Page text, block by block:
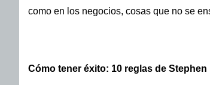
como en los negocios, cosas que no se
Cómo tener éxito: 10 reglas de